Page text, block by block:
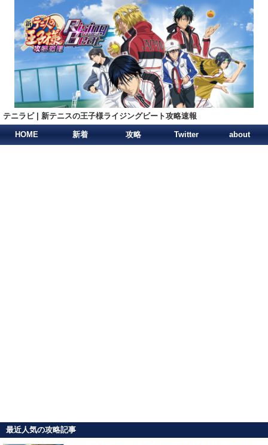
テニラビ | 新テニスの王子様ライジングビート攻略速報
HOME 新着 攻略 Twitter about
最近人気の攻略記事